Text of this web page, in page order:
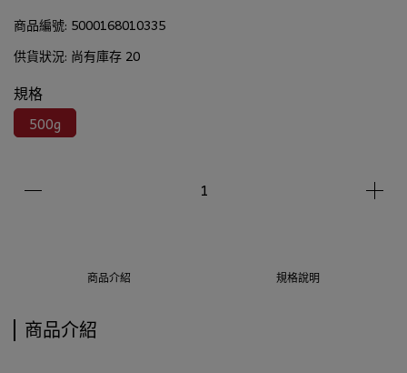
商品編號: 5000168010335
供貨狀況: 尚有庫存 20
規格
500g
商品介紹 規格說明
商品介紹